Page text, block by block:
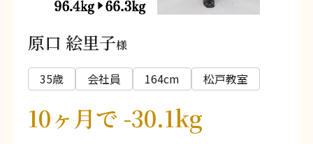
原口 絵里子様
35歳 会社員 164cm 松戸教室
10ヶ月で -30.1kg